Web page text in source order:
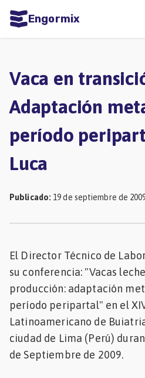
Engormix
Agricultura
Balanceados
Avicultura
Ganadería
Porcicultura
Vaca en
Adaptación
período
Luca
Publicado: 19 de septiembre de
El Director Técnico de
su conferencia: "Vacas
producción: adaptación
período peripartal" en el
Latinoamericano de
ciudad de Lima (Perú)
de Septiembre de 2009.